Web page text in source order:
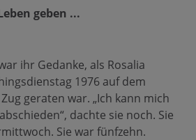
geben ...
ihr Gedanke, als Rosalia
1976 auf dem
geraten war. „Ich kann mich
dachte sie noch. Sie
Sie war fünfzehn.